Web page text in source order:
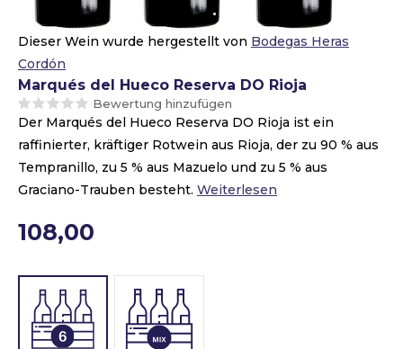
Dieser Wein wurde hergestellt von Bodegas Heras
Cordón
Marqués del Hueco Reserva DO Rioja
Bewertung hinzufügen
Der Marqués del Hueco Reserva DO Rioja ist ein
raffinierter, kräftiger Rotwein aus Rioja, der zu 90 % aus
Tempranillo, zu 5 % aus Mazuelo und zu 5 % aus
Graciano-Trauben besteht. Weiterlesen
108,00